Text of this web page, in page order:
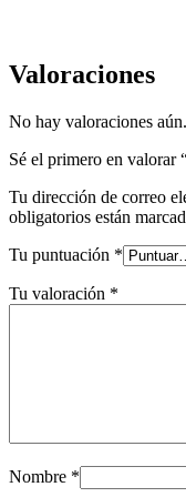
Valoraciones
No hay valoraciones aún.
Sé el primero en valorar
Tu dirección de correo
obligatorios están
Tu puntuación *
Tu valoración *
Nombre *